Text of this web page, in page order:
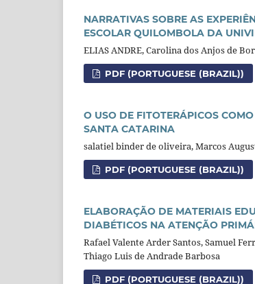
NARRATIVAS SOBRE AS
ESCOLAR QUILOMBOLA DA
ELIAS ANDRE, Carolina dos Anjos de
PDF (PORTUGUESE (BRAZIL))
O USO DE FITOTERÁPICOS
SANTA CATARINA
salatiel binder de oliveira, Marcos
PDF (PORTUGUESE (BRAZIL))
ELABORAÇÃO DE MATERIAIS
DIABÉTICOS NA ATENÇÃO
Rafael Valente Arder Santos, Samuel
Thiago Luis de Andrade Barbosa
PDF (PORTUGUESE (BRAZIL))